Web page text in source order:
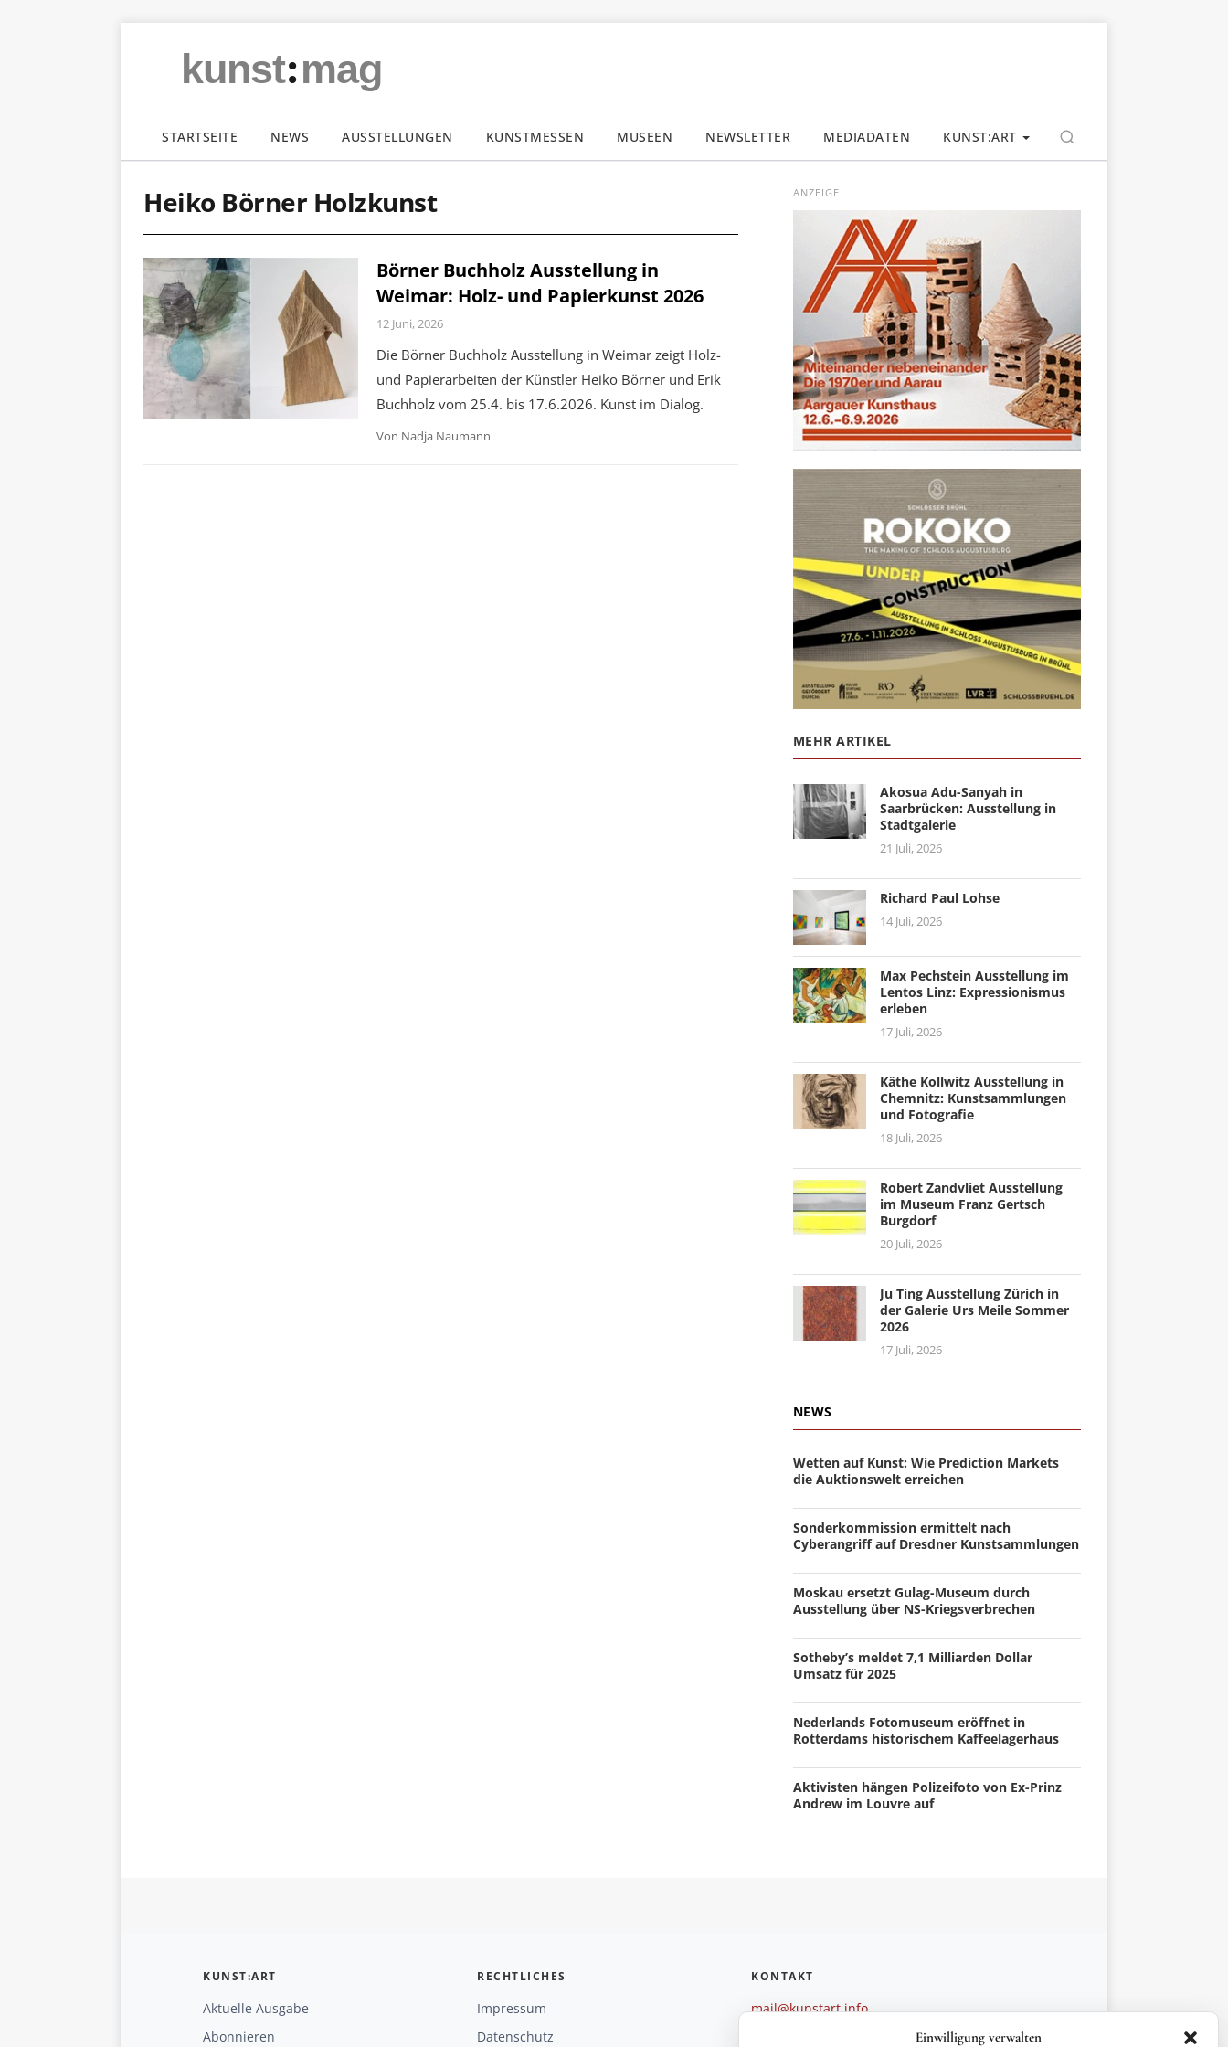
Einwilligung verwalten
kunst:mag
STARTSEITE NEWS AUSSTELLUNGEN KUNSTMESSEN MUSEEN NEWSLETTER MEDIADATEN KUNST:ART
Heiko Börner Holzkunst
Börner Buchholz Ausstellung in
Weimar: Holz- und Papierkunst 2026
12 Juni, 2026
Die Börner Buchholz Ausstellung in Weimar zeigt Holz-
und Papierarbeiten der Künstler Heiko Börner und Erik
Buchholz vom 25.4. bis 17.6.2026. Kunst im Dialog.
Von Nadja Naumann
ANZEIGE
MEHR ARTIKEL
Akosua Adu-Sanyah in
Saarbrücken: Ausstellung in
Stadtgalerie
21 Juli, 2026
Richard Paul Lohse
14 Juli, 2026
Max Pechstein Ausstellung im
Lentos Linz: Expressionismus
erleben
17 Juli, 2026
Käthe Kollwitz Ausstellung in
Chemnitz: Kunstsammlungen
und Fotografie
18 Juli, 2026
Robert Zandvliet Ausstellung
im Museum Franz Gertsch
Burgdorf
20 Juli, 2026
Ju Ting Ausstellung Zürich in
der Galerie Urs Meile Sommer
2026
17 Juli, 2026
NEWS
Wetten auf Kunst: Wie Prediction Markets
die Auktionswelt erreichen
Sonderkommission ermittelt nach
Cyberangriff auf Dresdner Kunstsammlungen
Moskau ersetzt Gulag-Museum durch
Ausstellung über NS-Kriegsverbrechen
Sotheby’s meldet 7,1 Milliarden Dollar
Umsatz für 2025
Nederlands Fotomuseum eröffnet in
Rotterdams historischem Kaffeelagerhaus
Aktivisten hängen Polizeifoto von Ex-Prinz
Andrew im Louvre auf
KUNST:ART
Aktuelle Ausgabe
Abonnieren
RECHTLICHES
Impressum
Datenschutz
KONTAKT
mail@kunstart.info